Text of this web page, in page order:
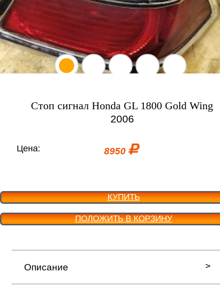
Стоп сигнал Honda GL 1800 Gold Wing
2006
Цена: 8950
КУПИТЬ
ПОЛОЖИТЬ В КОРЗИНУ
Описание